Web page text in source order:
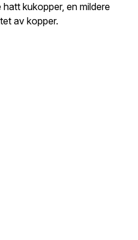
kukopper, en mildere
av kopper.